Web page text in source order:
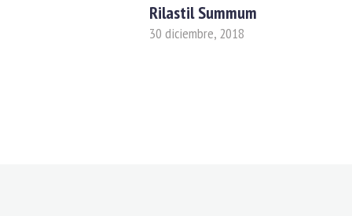
Rilastil Summum
30 diciembre, 2018